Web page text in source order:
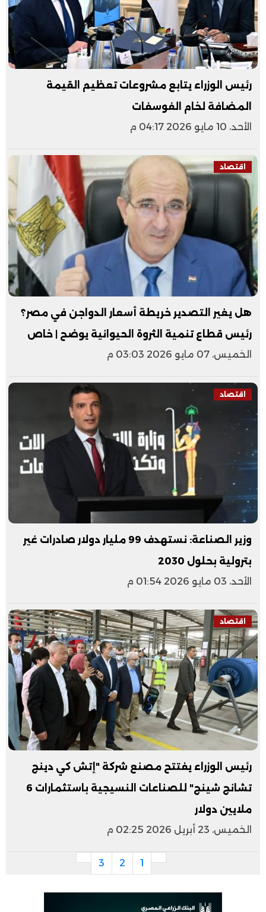
رئيس الوزراء يتابع مشروعات تعظيم القيمة
المضافة لخام الفوسفات
الأحد، 10 مايو 2026 04:17 م
اقتصاد
هل يغير التصدير خريطة أسعار الدواجن في مصر؟
رئيس قطاع تنمية الثروة الحيوانية يوضح | خاص
الخميس، 07 مايو 2026 03:03 م
اقتصاد
وزير الصناعة: نستهدف 99 مليار دولار صادرات غير
بترولية بحلول 2030
الأحد، 03 مايو 2026 01:54 م
اقتصاد
رئيس الوزراء يفتتح مصنع شركة "إتش كي دينج
تشانج شينج" للصناعات النسيجية باستثمارات 6
ملايين دولار
الخميس، 23 أبريل 2026 02:25 م
1
2
3